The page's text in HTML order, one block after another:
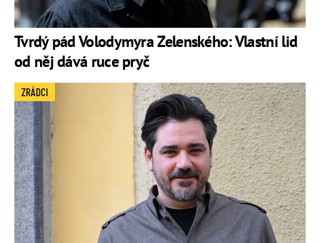
Tvrdý pád Volodymyra Zelenského: Vlastní lid
od něj dává ruce pryč
ZRÁDCI